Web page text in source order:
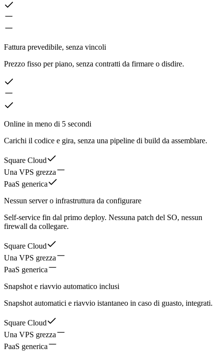
Fattura prevedibile, senza vincoli
Prezzo fisso per piano, senza contratti da firmare o disdire.
Online in meno di 5 secondi
Carichi il codice e gira, senza una pipeline di build da assemblare.
Square Cloud
Una VPS grezza
PaaS generica
Nessun server o infrastruttura da configurare
Self-service fin dal primo deploy. Nessuna patch del SO, nessun
firewall da collegare.
Square Cloud
Una VPS grezza
PaaS generica
Snapshot e riavvio automatico inclusi
Snapshot automatici e riavvio istantaneo in caso di guasto, integrati.
Square Cloud
Una VPS grezza
PaaS generica